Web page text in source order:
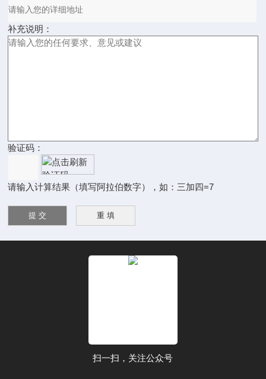
补充说明：
验证码：
请输入计算结果（填写阿拉伯数字），如：三加四=7
扫一扫，关注公众号